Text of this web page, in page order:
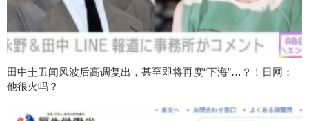
田中圭丑闻风波后高调复出，甚至即将再度“下海”…？！日网：
他很火吗？